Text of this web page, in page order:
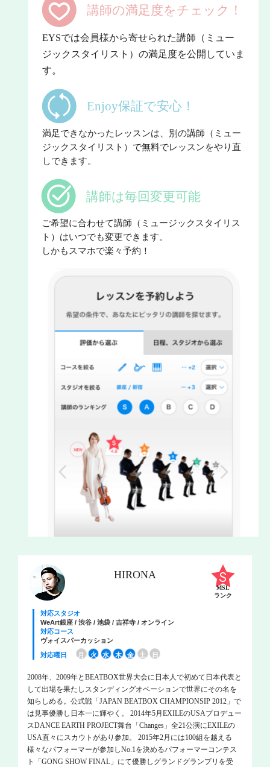
HIRONA
MSL
ランク
対応スタジオ
WeArt銀座 / 渋谷 / 池袋 / 吉祥寺 / オンライン
対応コース
ヴォイスパーカッション
対応曜日
月 火 水 木 金 土 日
2008年、2009年とBEATBOX世界大会に日本人で初めて日本代表と
して出場を果たしスタンディングオベーションで世界にその名を
知らしめる。公式戦「JAPAN BEATBOX CHAMPIONSIP 2012」で
は見事優勝し日本一に輝やく。 2014年5月EXILEのUSAプロデュー
スDANCE EARTH PROJECT舞台「Changes」全21公演にEXILEの
USA直々にスカウトがあり参加。 2015年2月には100組を越える
様々なパフォーマーが参加しNo.1を決めるパフォーマーコンテス
ト「GONG SHOW FINAL」にて優勝しグランドグランプリを受